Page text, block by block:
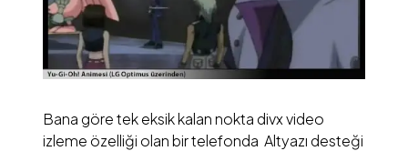
Bana göre tek eksik kalan nokta divx video
izleme özelliği olan bir telefonda Altyazı desteği